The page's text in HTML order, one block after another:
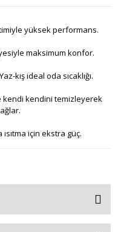
yüksek performans.
maksimum konfor.
Yaz-kış ideal oda sıcaklığı.
kendi kendini temizleyerek
ısıtma için ekstra güç.